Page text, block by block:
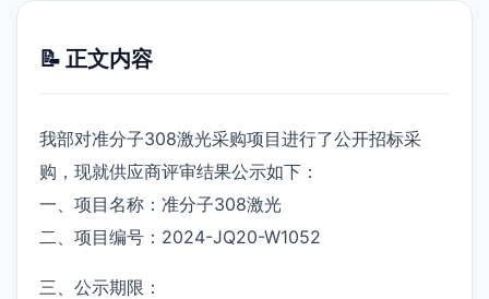
📝 正文内容
我部对准分子308激光采购项目进行了公开招标采
购，现就供应商评审结果公示如下：
一、项目名称：准分子308激光
二、项目编号：2024-JQ20-W1052
三、公示期限：